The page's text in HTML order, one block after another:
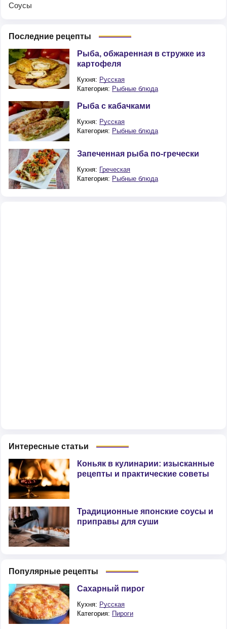
Соусы
Последние рецепты
Рыба, обжаренная в стружке из
картофеля
Кухня: Русская
Категория: Рыбные блюда
Рыба с кабачками
Кухня: Русская
Категория: Рыбные блюда
Запеченная рыба по-гречески
Кухня: Греческая
Категория: Рыбные блюда
Интересные статьи
Коньяк в кулинарии: изысканные
рецепты и практические советы
Традиционные японские соусы и
приправы для суши
Популярные рецепты
Сахарный пирог
Кухня: Русская
Категория: Пироги